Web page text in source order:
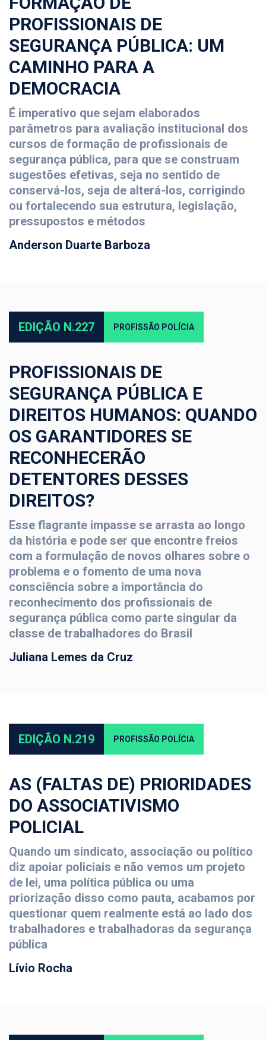
PROFISSIONAIS DE
SEGURANÇA PÚBLICA: UM
CAMINHO PARA A
DEMOCRACIA
É imperativo que sejam elaborados
parâmetros para avaliação institucional dos
cursos de formação de profissionais de
segurança pública, para que se construam
sugestões efetivas, seja no sentido de
conservá-los, seja de alterá-los, corrigindo
ou fortalecendo sua estrutura, legislação,
pressupostos e métodos
Anderson Duarte Barboza
EDIÇÃO N.227 PROFISSÃO POLÍCIA
PROFISSIONAIS DE
SEGURANÇA PÚBLICA E
DIREITOS HUMANOS: QUANDO
OS GARANTIDORES SE
RECONHECERÃO
DETENTORES DESSES
DIREITOS?
Esse flagrante impasse se arrasta ao longo
da história e pode ser que encontre freios
com a formulação de novos olhares sobre o
problema e o fomento de uma nova
consciência sobre a importância do
reconhecimento dos profissionais de
segurança pública como parte singular da
classe de trabalhadores do Brasil
Juliana Lemes da Cruz
EDIÇÃO N.219 PROFISSÃO POLÍCIA
AS (FALTAS DE) PRIORIDADES
DO ASSOCIATIVISMO
POLICIAL
Quando um sindicato, associação ou político
diz apoiar policiais e não vemos um projeto
de lei, uma política pública ou uma
priorização disso como pauta, acabamos por
questionar quem realmente está ao lado dos
trabalhadores e trabalhadoras da segurança
pública
Lívio Rocha